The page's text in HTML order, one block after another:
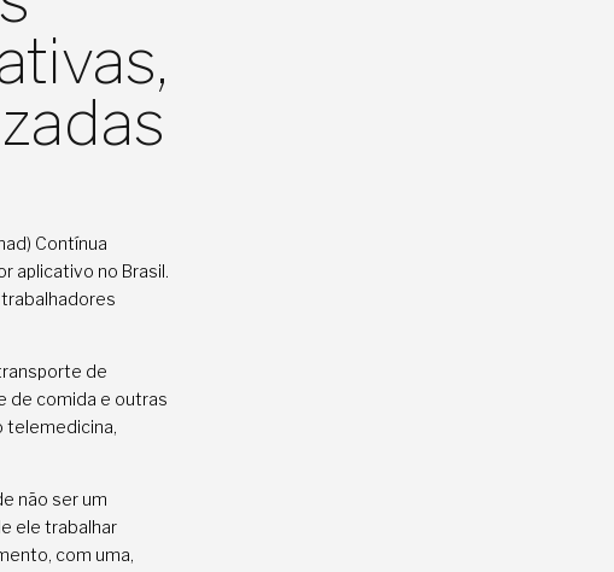
Contínua
aplicativo no Brasil.
de
de comida e outras
telemedicina,
não ser um
ele trabalhar
com uma,